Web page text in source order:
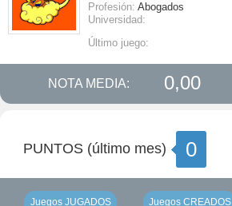
Profesión: Abogados
Universidad:
Último juego:
NOTA MEDIA: 0,00
PUNTOS (último mes) 0
Juegos JUGADOS Juegos CREADOS